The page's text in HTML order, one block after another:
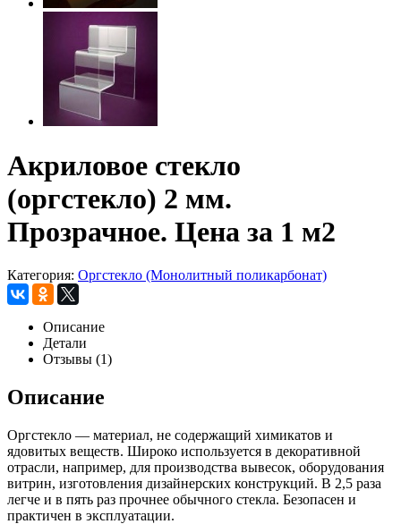
Акриловое стекло
(оргстекло) 2 мм.
Прозрачное. Цена за 1 м2
Категория: Оргстекло (Монолитный поликарбонат)
Описание
Детали
Отзывы (1)
Описание
Оргстекло — материал, не содержащий химикатов и
ядовитых веществ. Широко используется в декоративной
отрасли, например, для производства вывесок, оборудования
витрин, изготовления дизайнерских конструкций. В 2,5 раза
легче и в пять раз прочнее обычного стекла. Безопасен и
практичен в эксплуатации.